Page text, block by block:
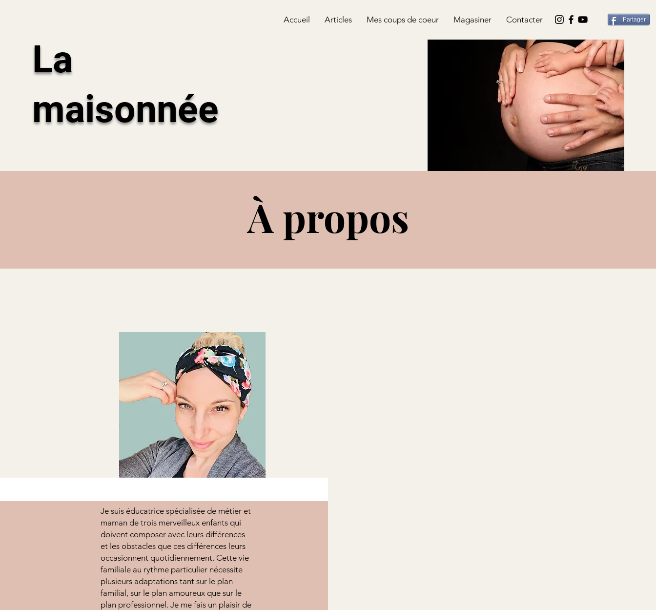
La
maisonnée
Accueil Articles Mes coups de coeur Magasiner Contacter Partager
À propos
Je suis éducatrice spécialisée de métier et
maman de trois merveilleux enfants qui
doivent composer avec leurs différences
et les obstacles que ces différences leurs
occasionnent quotidiennement. Cette vie
familiale au rythme particulier nécessite
plusieurs adaptations tant sur le plan
familial, sur le plan amoureux que sur le
plan professionnel. Je me fais un plaisir de